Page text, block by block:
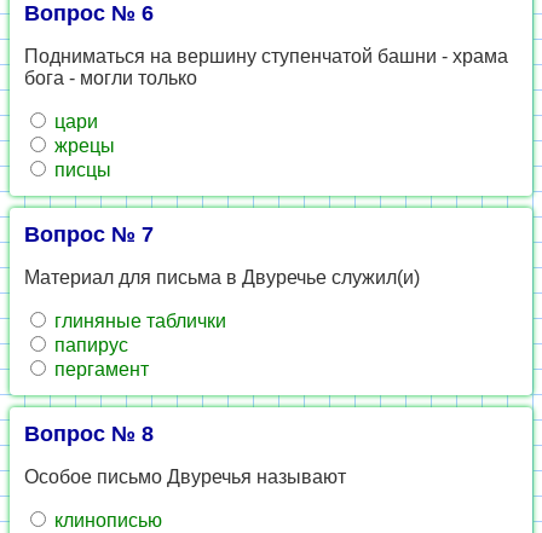
Вопрос № 6
Подниматься на вершину ступенчатой башни - храма
бога - могли только
цари
жрецы
писцы
Вопрос № 7
Материал для письма в Двуречье служил(и)
глиняные таблички
папирус
пергамент
Вопрос № 8
Особое письмо Двуречья называют
клинописью